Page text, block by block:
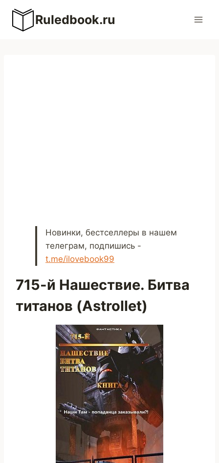
Перейти
содержимому
Ruledbook.ru
Новинки, бестселлеры в нашем
телеграм, подпишись -
t.me/ilovebook99
715-й Нашествие. Битва
титанов (Astrollet)